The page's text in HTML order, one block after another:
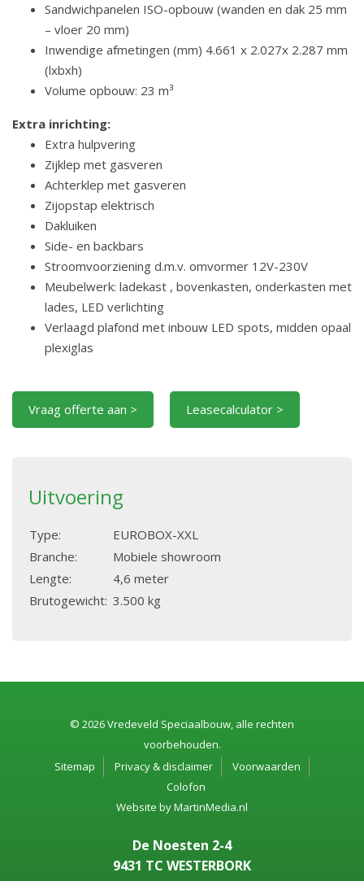
Sandwichpanelen ISO-opbouw (wanden en dak 25 mm
– vloer 20 mm)
Inwendige afmetingen (mm) 4.661 x 2.027x 2.287 mm
(lxbxh)
Volume opbouw: 23 m³
Extra inrichting:
Extra hulpvering
Zijklep met gasveren
Achterklep met gasveren
Zijopstap elektrisch
Dakluiken
Side- en backbars
Stroomvoorziening d.m.v. omvormer 12V-230V
Meubelwerk: ladekast , bovenkasten, onderkasten met
lades, LED verlichting
Verlaagd plafond met inbouw LED spots, midden opaal
plexiglas
Vraag offerte aan > Leasecalculator >
Uitvoering
Type:
EUROBOX-XXL
Branche:
Mobiele showroom
Lengte:
4,6 meter
Brutogewicht: 3.500 kg
© 2026 Vredeveld Speciaalbouw, alle rechten
voorbehouden.
Sitemap
Privacy & disclaimer
Voorwaarden
Colofon
Website byMartinMedia.nl
De Noesten 2-4
9431 TC WESTERBORK